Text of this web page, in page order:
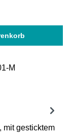
M
mit gesticktem